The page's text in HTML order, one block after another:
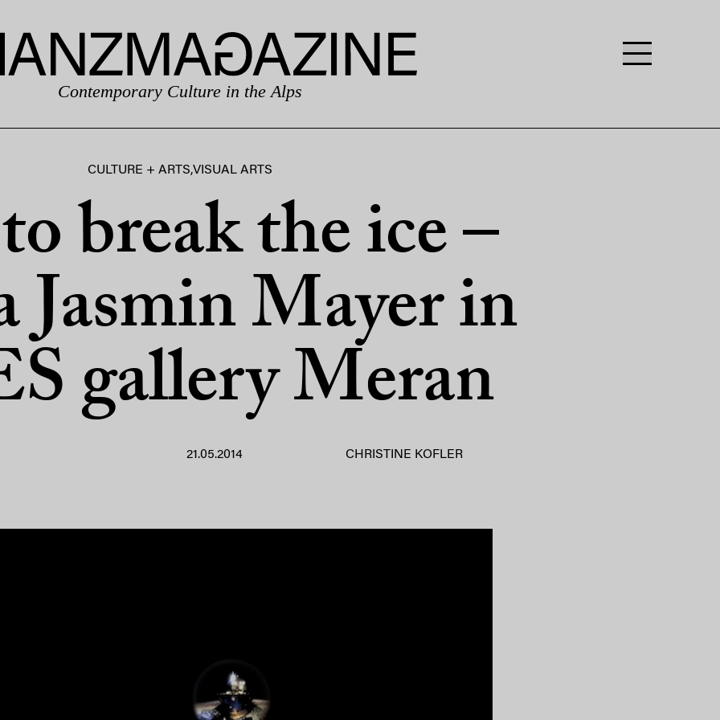
Contemporary Culture in the Alps
CULTURE + ARTS,VISUAL ARTS
break the ice –
Jasmin Mayer in
gallery Meran
21.05.2014 CHRISTINE KOFLER